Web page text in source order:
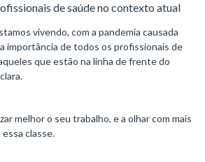
de saúde no contexto atual
vivendo, com a pandemia causada
importância de todos os profissionais de
que estão na linha de frente do
melhor o seu trabalho, e a olhar com mais
classe.